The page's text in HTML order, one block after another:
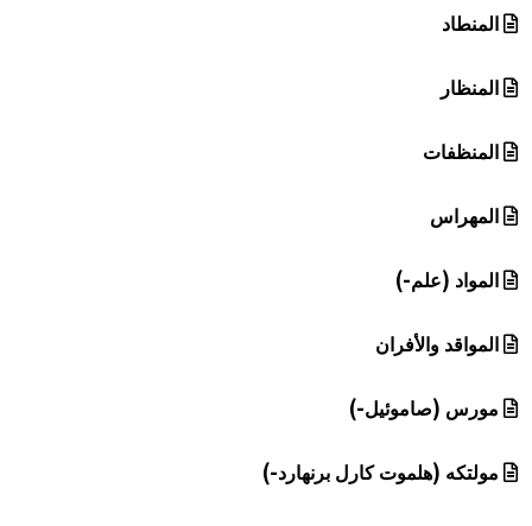
المنطاد
المنظار
المنظفات
المهراس
المواد (علم-)
المواقد والأفران
مورس (صاموئيل-)
مولتكه (هلموت كارل برنهارد-)